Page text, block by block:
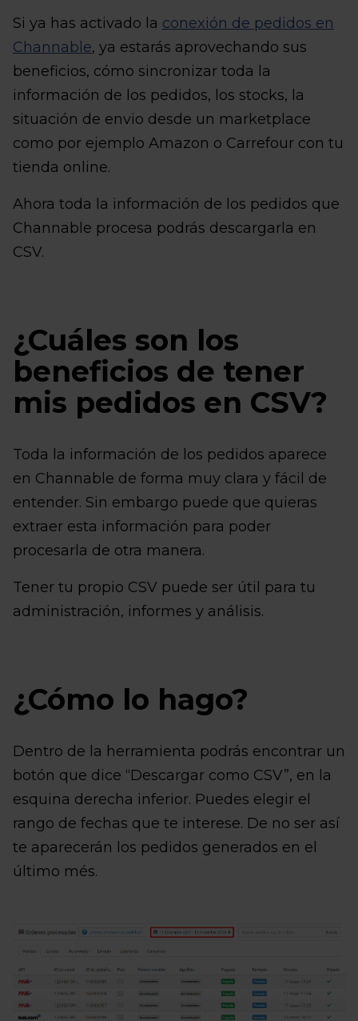
Si ya has activado la conexión de pedidos en
Channable, ya estarás aprovechando sus
beneficios, cómo sincronizar toda la
información de los pedidos, los stocks, la
situación de envio desde un marketplace
como por ejemplo Amazon o Carrefour con tu
tienda online.
Ahora toda la información de los pedidos que
Channable procesa podrás descargarla en
CSV.
¿Cuáles son los
beneficios de tener
mis pedidos en CSV?
Toda la información de los pedidos aparece
en Channable de forma muy clara y fácil de
entender. Sin embargo puede que quieras
extraer esta información para poder
procesarla de otra manera.
Tener tu propio CSV puede ser útil para tu
administración, informes y análisis.
¿Cómo lo hago?
Dentro de la herramienta podrás encontrar un
botón que dice “Descargar como CSV”, en la
esquina derecha inferior. Puedes elegir el
rango de fechas que te interese. De no ser así
te aparecerán los pedidos generados en el
último més.